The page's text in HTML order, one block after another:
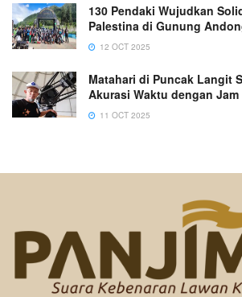
130 Pendaki Wujudkan
Palestina di Gunung
12 OCT 2025
Matahari di Puncak Langit
Akurasi Waktu dengan
11 OCT 2025